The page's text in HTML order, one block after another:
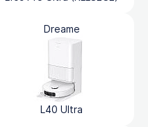
Dreame
L40 Ultra